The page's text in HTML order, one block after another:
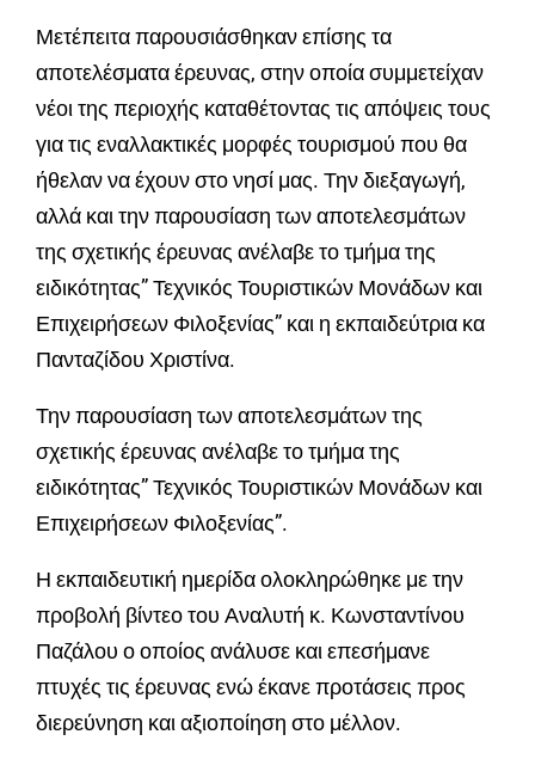
Μετέπειτα παρουσιάσθηκαν επίσης τα
αποτελέσματα έρευνας, στην οποία συμμετείχαν
νέοι της περιοχής καταθέτοντας τις απόψεις τους
για τις εναλλακτικές μορφές τουρισμού που θα
ήθελαν να έχουν στο νησί μας. Την διεξαγωγή,
αλλά και την παρουσίαση των αποτελεσμάτων
της σχετικής έρευνας ανέλαβε το τμήμα της
ειδικότητας” Τεχνικός Τουριστικών Μονάδων και
Επιχειρήσεων Φιλοξενίας” και η εκπαιδεύτρια κα
Πανταζίδου Χριστίνα.
Την παρουσίαση των αποτελεσμάτων της
σχετικής έρευνας ανέλαβε το τμήμα της
ειδικότητας” Τεχνικός Τουριστικών Μονάδων και
Επιχειρήσεων Φιλοξενίας”.
Η εκπαιδευτική ημερίδα ολοκληρώθηκε με την
προβολή βίντεο του Αναλυτή κ. Κωνσταντίνου
Παζάλου ο οποίος ανάλυσε και επεσήμανε
πτυχές τις έρευνας ενώ έκανε προτάσεις προς
διερεύνηση και αξιοποίηση στο μέλλον.